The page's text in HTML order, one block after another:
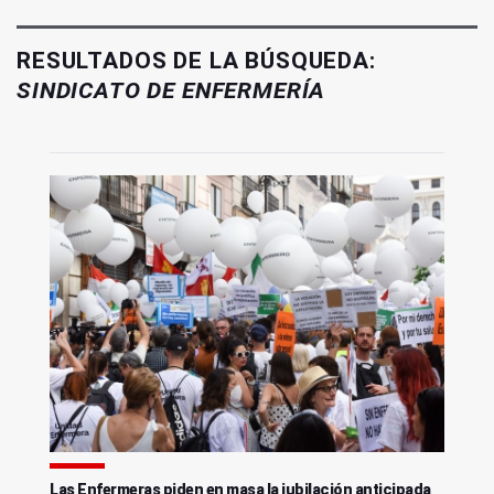
RESULTADOS DE LA BÚSQUEDA:
SINDICATO DE ENFERMERÍA
Las Enfermeras piden en masa la jubilación anticipada